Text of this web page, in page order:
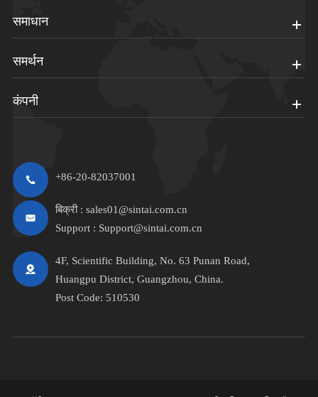
समाधान
समर्थन
कंपनी
+86-20-82037001
बिक्री : sales01@sintai.com.cn
Support : Support@sintai.com.cn
4F, Scientific Building, No. 63 Punan Road,
Huangpu District, Guangzhou, China.
Post Code: 510530